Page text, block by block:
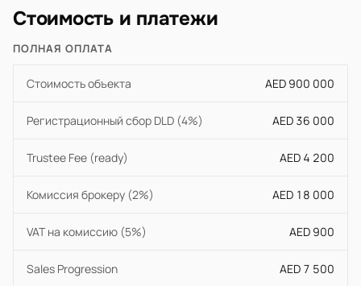
Стоимость и платежи
ПОЛНАЯ ОПЛАТА
Стоимость объекта AED 900 000
Регистрационный сбор DLD (4%) AED 36 000
Trustee Fee (ready) AED 4 200
Комиссия брокеру (2%) AED 18 000
VAT на комиссию (5%) AED 900
Sales Progression AED 7 500